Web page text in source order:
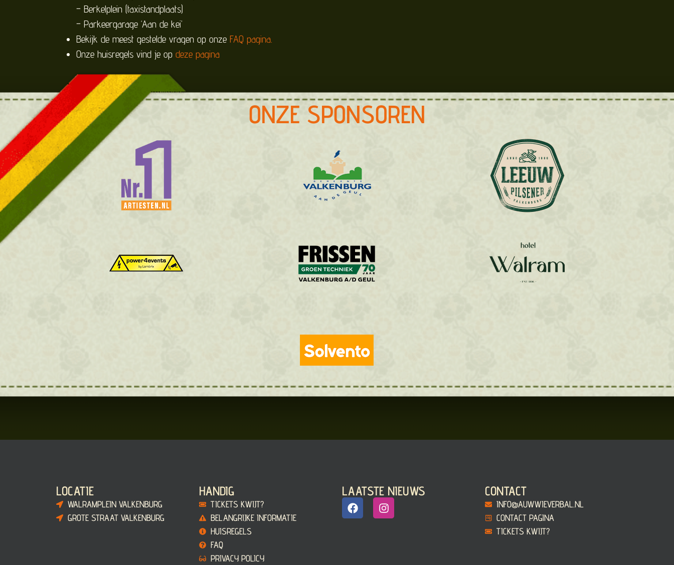
– Berkelplein (taxistandplaats)
– Parkeergarage ‘Aan de kei’
Bekijk de meest gestelde vragen op onze FAQ pagina.
Onze huisregels vind je op deze pagina
ONZE SPONSOREN
LOCATIE
WALRAMPLEIN VALKENBURG
GROTE STRAAT VALKENBURG
HANDIG
TICKETS KWIJT?
BELANGRIJKE INFORMATIE
HUISREGELS
FAQ
PRIVACY POLICY
LAATSTE NIEUWS CONTACT
INFO@AUWWIEVERBAL.NL
CONTACT PAGINA
TICKETS KWIJT?